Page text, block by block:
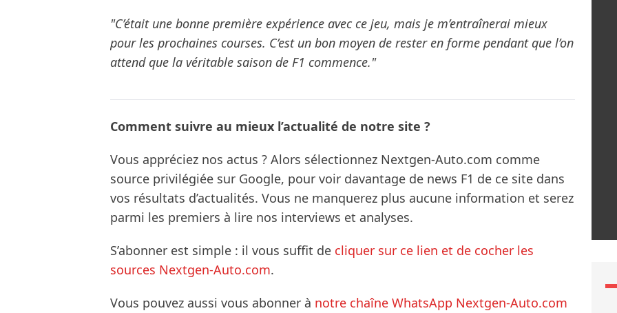
"C’était une bonne première expérience avec ce jeu, mais je m’entraînerai mieux
pour les prochaines courses. C’est un bon moyen de rester en forme pendant que l’on
attend que la véritable saison de F1 commence."
Comment suivre au mieux l’actualité de notre site ?
Vous appréciez nos actus ? Alors sélectionnez Nextgen-Auto.com comme
source privilégiée sur Google, pour voir davantage de news F1 de ce site dans
vos résultats d’actualités. Vous ne manquerez plus aucune information et serez
parmi les premiers à lire nos interviews et analyses.
S’abonner est simple : il vous suffit de cliquer sur ce lien et de cocher les
sources Nextgen-Auto.com.
Vous pouvez aussi vous abonner à notre chaîne WhatsApp Nextgen-Auto.com